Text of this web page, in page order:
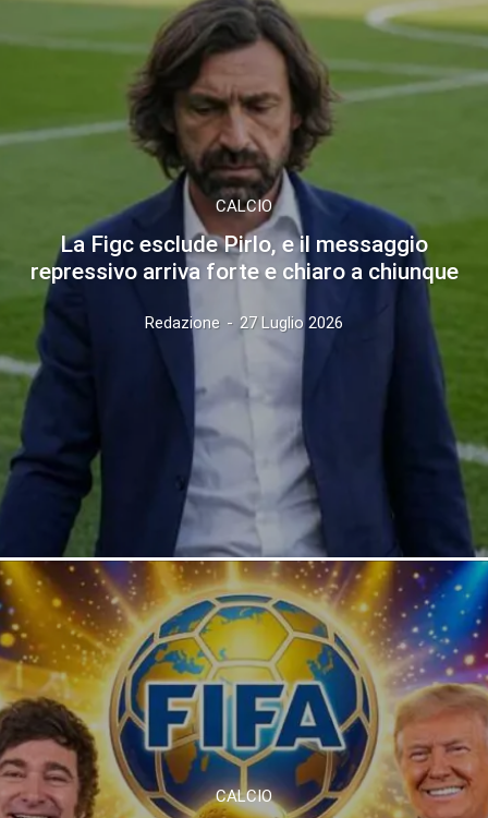
CALCIO
La Figc esclude Pirlo, e il messaggio
repressivo arriva forte e chiaro a chiunque
Redazione - 27 Luglio 2026
CALCIO